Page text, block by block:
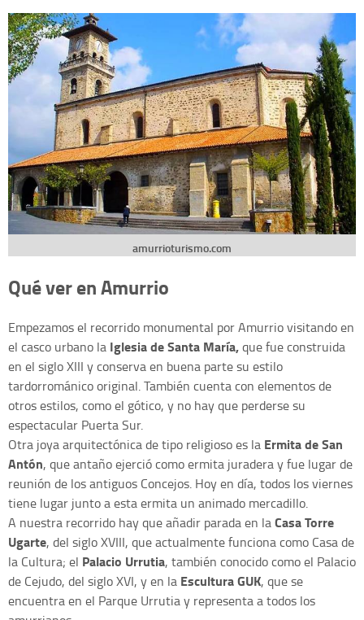
amurrioturismo.com
Qué ver en Amurrio
Empezamos el recorrido monumental por Amurrio visitando en
el casco urbano la Iglesia de Santa María,que fue construida
en el siglo XIII y conserva en buena parte su estilo
tardorrománico original. También cuenta con elementos de
otros estilos, como el gótico, y no hay que perderse su
espectacular Puerta Sur.
Otra joya arquitectónica de tipo religioso es la Ermita de San
Antón, que antaño ejerció como ermita juradera y fue lugar de
reunión de los antiguos Concejos. Hoy en día, todos los viernes
tiene lugar junto a esta ermita un animado mercadillo.
A nuestra recorrido hay que añadir parada en laCasa Torre
Ugarte, del siglo XVIII, que actualmente funciona como Casa de
la Cultura; el Palacio Urrutia, también conocido como el Palacio
de Cejudo, del siglo XVI, y en la Escultura GUK, que se
encuentra en el Parque Urrutia y representa a todos los